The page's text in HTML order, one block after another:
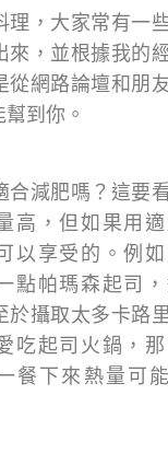
理，大家常有一
來，並根據我的
從網路論壇和朋
到你。
合減肥嗎？這要
高，但如果用
以享受的。例
點帕瑪森起司
於攝取太多卡路
吃起司火鍋，
餐下來熱量可